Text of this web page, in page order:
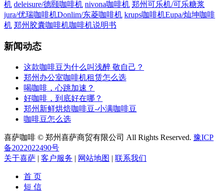
机 deleisure/德颐咖啡机 nivona咖啡机 郑州可乐机/可乐糖浆
jura/优瑞咖啡机Donlim/东菱咖啡机 krups咖啡机Eupa/灿坤咖啡
机 郑州胶囊咖啡机咖啡机说明书
新闻动态
这款咖啡豆为什么叫浅醉 敬自己？
郑州办公室咖啡机租赁怎么选
喝咖啡，心跳加速？
好咖啡，到底好在哪？
郑州新鲜烘焙咖啡豆-小满咖啡豆
咖啡豆怎么选
喜萨咖啡 © 郑州喜萨商贸有限公司 All Rights Reserved. 豫ICP
备2022022490号
关于喜萨 | 客户服务 | 网站地图 | 联系我们
首 页
短 信